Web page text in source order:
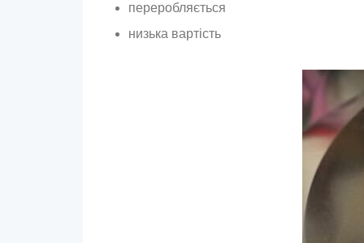
переробляється
низька вартість